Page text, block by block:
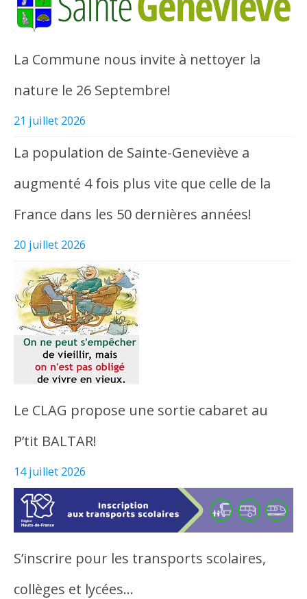
La Commune nous invite à nettoyer la
nature le 26 Septembre!
21 juillet 2026
La population de Sainte-Geneviève a
augmenté 4 fois plus vite que celle de la
France dans les 50 dernières années!
20 juillet 2026
Le CLAG propose une sortie cabaret au
P’tit BALTAR!
14 juillet 2026
S’inscrire pour les transports scolaires,
collèges et lycées…